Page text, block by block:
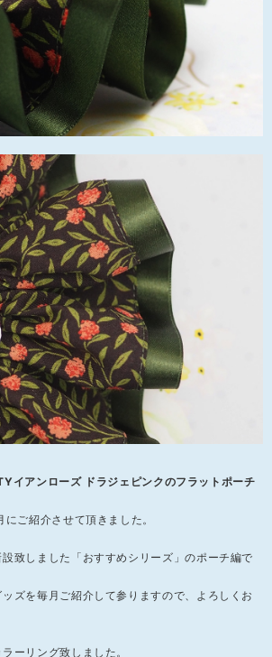
イアンローズ ドラジェピンクのフラットポーチ
ご紹介させて頂きました。
致しました「おすすめシリーズ」のポーチ編で
ズを毎月ご紹介して参りますので、よろしくお
ーリング致しました。